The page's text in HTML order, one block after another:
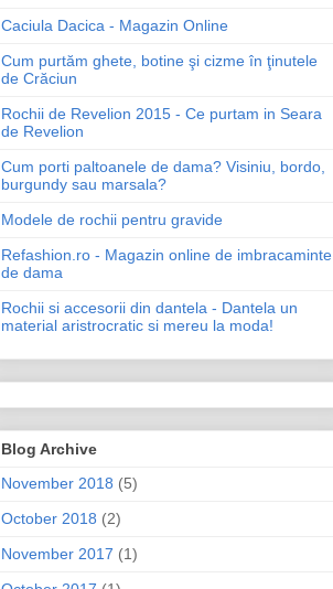
Caciula Dacica - Magazin Online
Cum purtăm ghete, botine şi cizme în ţinutele
de Crăciun
Rochii de Revelion 2015 - Ce purtam in Seara
de Revelion
Cum porti paltoanele de dama? Visiniu, bordo,
burgundy sau marsala?
Modele de rochii pentru gravide
Refashion.ro - Magazin online de imbracaminte
de dama
Rochii si accesorii din dantela - Dantela un
material aristrocratic si mereu la moda!
Blog Archive
November 2018 (5)
October 2018 (2)
November 2017 (1)